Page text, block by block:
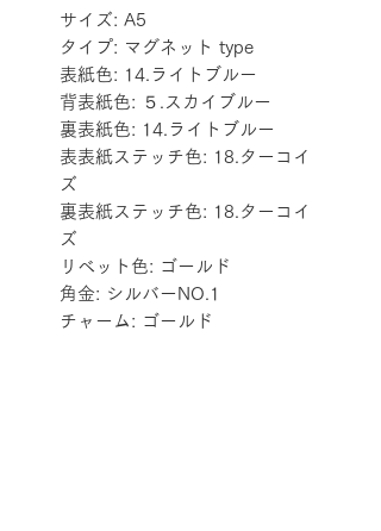
サイズ: A5
タイプ: マグネット type
表紙色: 14.ライトブルー
背表紙色: ５.スカイブルー
裏表紙色: 14.ライトブルー
表表紙ステッチ色: 18.ターコイ
ズ
裏表紙ステッチ色: 18.ターコイ
ズ
リベット色: ゴールド
角金: シルバーNO.1
チャーム: ゴールド